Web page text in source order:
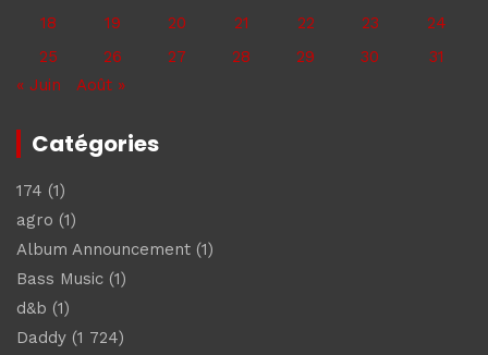
18
19 20 21 22 23
24
25
26 27 28 29 30
31
« Juin
Août »
Catégories
174 (1)
agro (1)
Album Announcement (1)
Bass Music (1)
d&b (1)
Daddy (1 724)